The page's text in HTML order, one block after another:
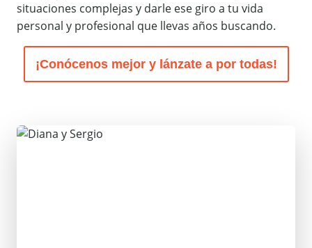
situaciones complejas y darle ese giro a tu vida
personal y profesional que llevas años buscando.
¡Conócenos mejor y lánzate a por todas!